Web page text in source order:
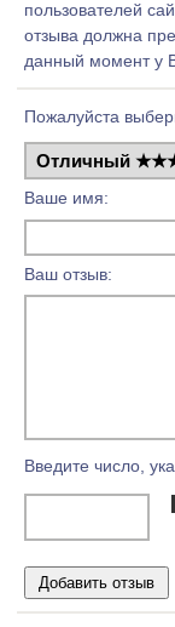
пользователей
отзыва должна
данный момент у
Пожалуйста
Ваше имя:
Ваш отзыв:
Введите число,